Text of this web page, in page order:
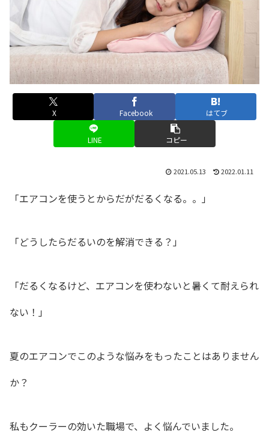
X Facebook はてブ
LINE コピー
2021.05.13 2022.01.11
「エアコンを使うとからだがだるくなる。。」
「どうしたらだるいのを解消できる？」
「だるくなるけど、エアコンを使わないと暑くて耐えられ
ない！」
夏のエアコンでこのような悩みをもったことはありません
か？
私もクーラーの効いた職場で、よく悩んでいました。